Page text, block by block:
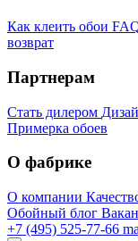
Как клеить обои
возврат
Партнерам
Стать дилером
Примерка обоев
О фабрике
О компании
Обойный блог
+7 (495) 525-77-66